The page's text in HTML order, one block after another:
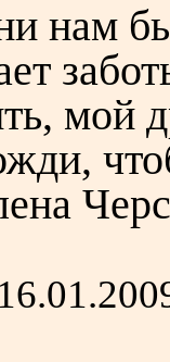
нам
мой